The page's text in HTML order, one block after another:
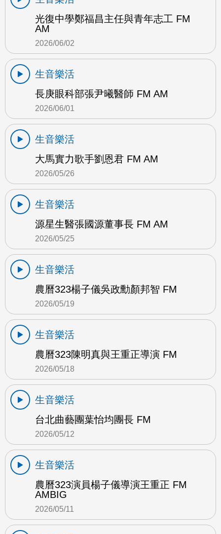
光復中學鄭福昌主任與青年志工 FM
AM
2026/06/02
生音樂活
長庚眼科部張尹曦醫師 FM AM
2026/06/01
生音樂活
大馬實力歌手劉恩君 FM AM
2026/05/26
生音樂活
源星生醫張國源董事長 FM AM
2026/05/25
生音樂活
農曆323楊子儀吳政勳顏邦智 FM
2026/05/19
生音樂活
農曆323陳明真與王重正導演 FM
2026/05/18
生音樂活
台北曲藝團葉怡均團長 FM
2026/05/12
生音樂活
農曆323演員楊子儀導演王重正 FM
AMBIG
2026/05/11